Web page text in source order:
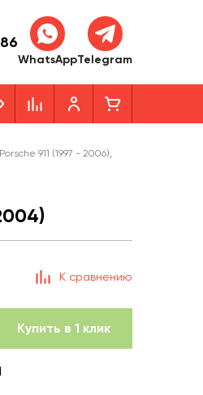
WhatsAppTelegram
911 (1997 - 2006),
К сравнению
Купить в 1 клик